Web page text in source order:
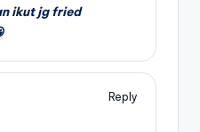
ikut jg fried
Reply